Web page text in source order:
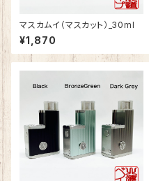
マスカムイ（マスカット）_30ml
¥1,870